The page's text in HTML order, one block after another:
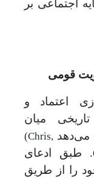
اجتماعی بر
اعتماد و
میان
می‌دهد (Chris,
. طبق ادعای
را از طریق